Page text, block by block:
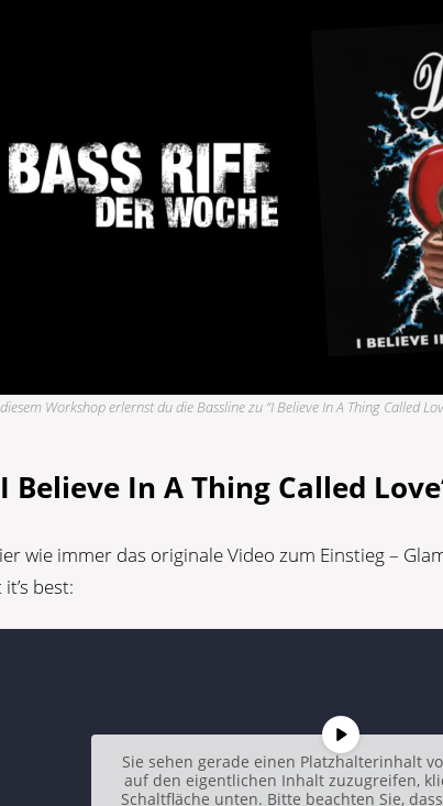
Workshop erlernst du die Bassline zu “I Believe In A Thing Called
Believe In A Thing Called
wie immer das originale Video zum Einstieg –
it’s best:
Sie sehen gerade einen Platzhalterinhalt
auf den eigentlichen Inhalt zuzugreifen,
Schaltfläche unten. Bitte beachten Sie,